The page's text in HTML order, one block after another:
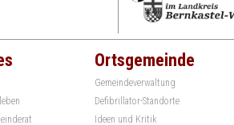
Ortsgemeinde
Gemeindeverwaltung
Defibrillator-Standorte
Ideen und Kritik